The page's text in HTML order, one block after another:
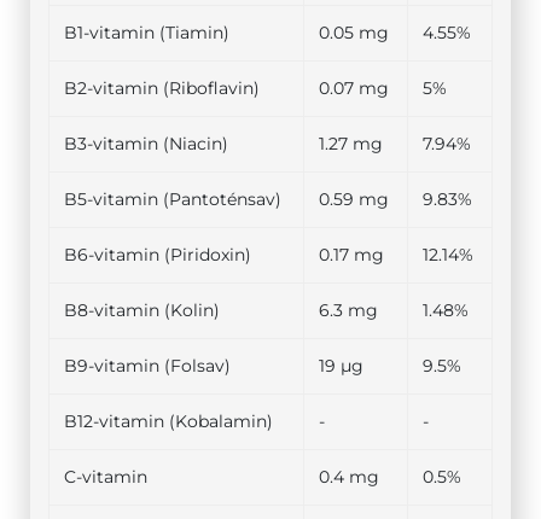
B1-vitamin (Tiamin) 0.05 mg 4.55%
B2-vitamin (Riboflavin) 0.07 mg 5%
B3-vitamin (Niacin) 1.27 mg 7.94%
B5-vitamin (Pantoténsav) 0.59 mg 9.83%
B6-vitamin (Piridoxin) 0.17 mg 12.14%
B8-vitamin (Kolin) 6.3 mg 1.48%
B9-vitamin (Folsav) 19 µg 9.5%
B12-vitamin (Kobalamin) - -
C-vitamin 0.4 mg 0.5%